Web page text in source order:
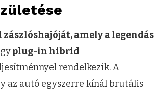
amely a legendás
plug-in hibrid
rendelkezik. A
az autó egyszerre kínál brutális